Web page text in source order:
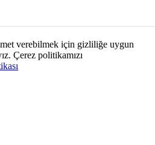
verebilmek için gizliliğe uygun
Çerez politikamızı